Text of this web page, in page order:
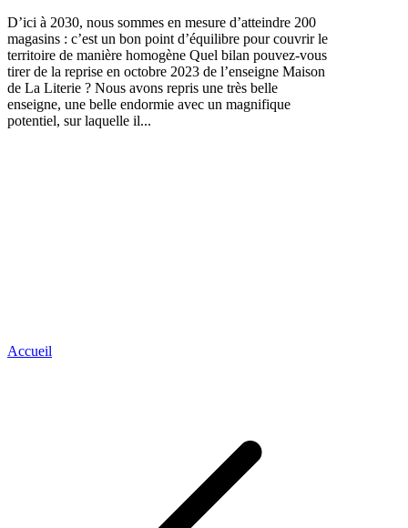
D’ici à 2030, nous sommes en mesure d’atteindre 200
magasins : c’est un bon point d’équilibre pour couvrir le
territoire de manière homogène Quel bilan pouvez-vous
tirer de la reprise en octobre 2023 de l’enseigne Maison
de La Literie ? Nous avons repris une très belle
enseigne, une belle endormie avec un magnifique
potentiel, sur laquelle il...
Accueil